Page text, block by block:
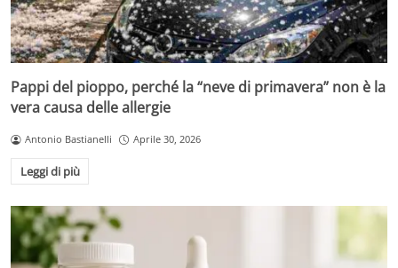
Pappi del pioppo, perché la “neve di primavera” non è la
vera causa delle allergie
Antonio Bastianelli Aprile 30, 2026
Leggi di più